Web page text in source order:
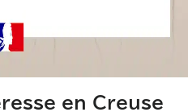
en Creuse